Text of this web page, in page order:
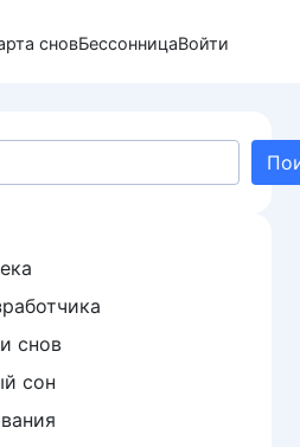
сновБессонницаВойти
снов
сон